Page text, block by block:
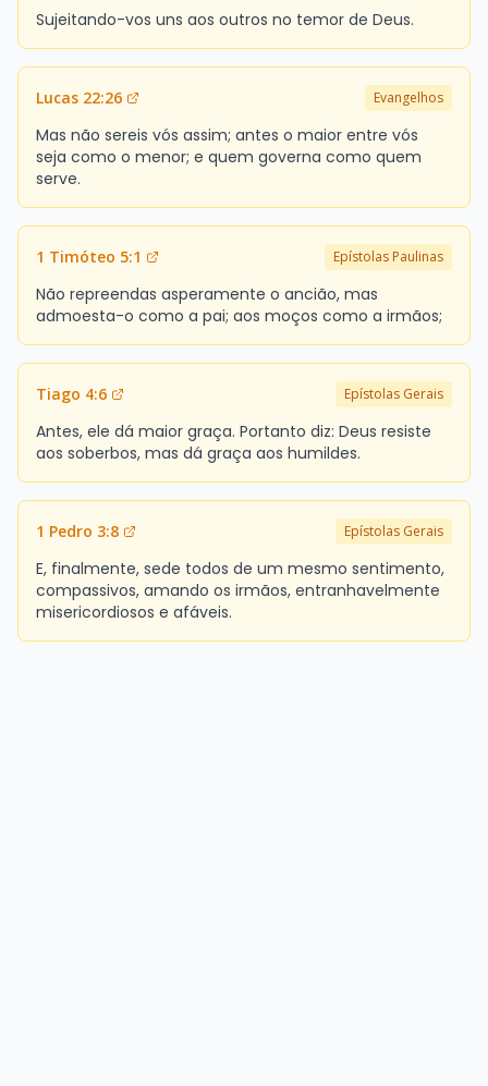
Sujeitando-vos uns aos outros no temor de Deus.
Lucas 22:26 Evangelhos
Mas não sereis vós assim; antes o maior entre vós
seja como o menor; e quem governa como quem
serve.
1 Timóteo 5:1 Epístolas Paulinas
Não repreendas asperamente o ancião, mas
admoesta-o como a pai; aos moços como a irmãos;
Tiago 4:6 Epístolas Gerais
Antes, ele dá maior graça. Portanto diz: Deus resiste
aos soberbos, mas dá graça aos humildes.
1 Pedro 3:8 Epístolas Gerais
E, finalmente, sede todos de um mesmo sentimento,
compassivos, amando os irmãos, entranhavelmente
misericordiosos e afáveis.